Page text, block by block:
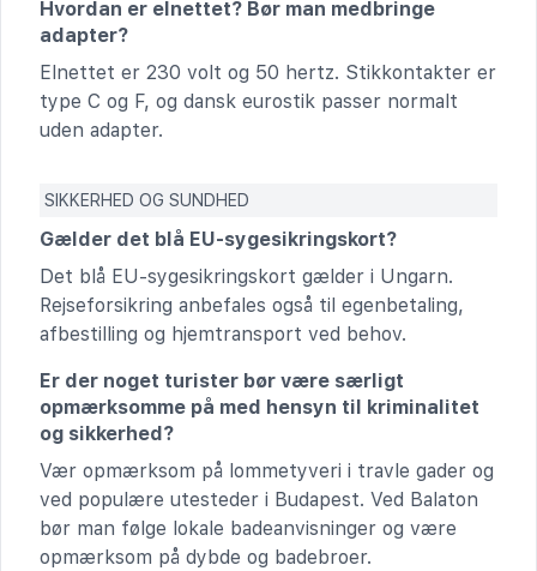
Hvordan er elnettet? Bør man medbringe
adapter?
Elnettet er 230 volt og 50 hertz. Stikkontakter er
type C og F, og dansk eurostik passer normalt
uden adapter.
SIKKERHED OG SUNDHED
Gælder det blå EU-sygesikringskort?
Det blå EU-sygesikringskort gælder i Ungarn.
Rejseforsikring anbefales også til egenbetaling,
afbestilling og hjemtransport ved behov.
Er der noget turister bør være særligt
opmærksomme på med hensyn til kriminalitet
og sikkerhed?
Vær opmærksom på lommetyveri i travle gader og
ved populære utesteder i Budapest. Ved Balaton
bør man følge lokale badeanvisninger og være
opmærksom på dybde og badebroer.